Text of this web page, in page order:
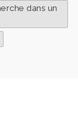
dans un